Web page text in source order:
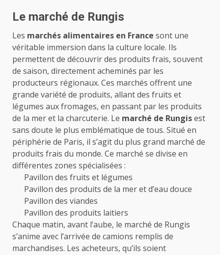
Le marché de Rungis
Les marchés alimentaires en France sont une
véritable immersion dans la culture locale. Ils
permettent de découvrir des produits frais, souvent
de saison, directement acheminés par les
producteurs régionaux. Ces marchés offrent une
grande variété de produits, allant des fruits et
légumes aux fromages, en passant par les produits
de la mer et la charcuterie. Le marché de Rungisest
sans doute le plus emblématique de tous. Situé en
périphérie de Paris, il s’agit du plus grand marché de
produits frais du monde. Ce marché se divise en
différentes zones spécialisées :
Pavillon des fruits et légumes
Pavillon des produits de la mer et d’eau douce
Pavillon des viandes
Pavillon des produits laitiers
Chaque matin, avant l’aube, le marché de Rungis
s’anime avec l’arrivée de camions remplis de
marchandises. Les acheteurs, qu’ils soient